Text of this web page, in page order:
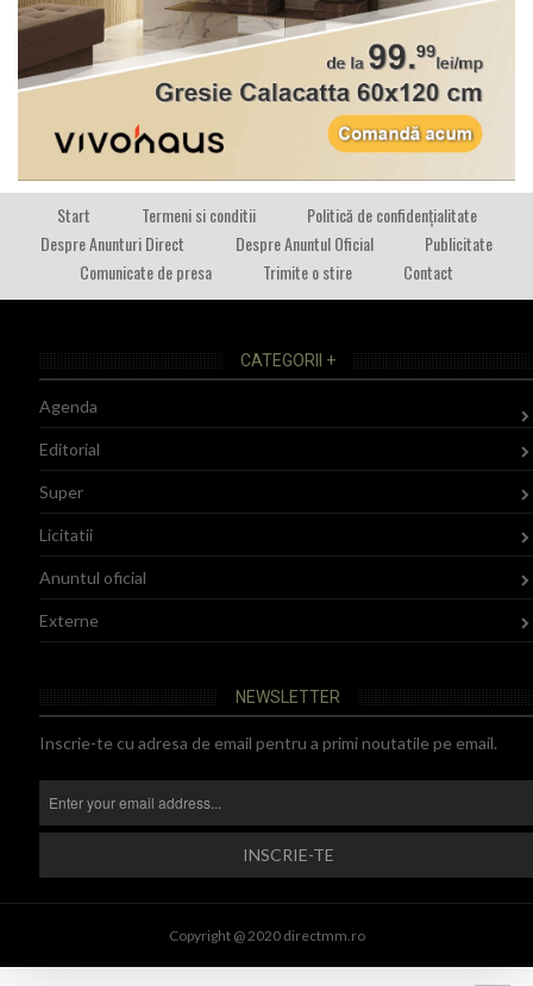
Start Termeni si conditii
Politică de confidențialitate
Despre Anunturi Direct
Despre Anuntul Oficial
Publicitate
Comunicate de presa
Trimite o stire Contact
CATEGORII +
Agenda
Editorial
Super
Licitatii
Anuntul oficial
Externe
NEWSLETTER
Inscrie-te cu adresa de email pentru a primi noutatile pe email.
Copyright @ 2020 directmm.ro